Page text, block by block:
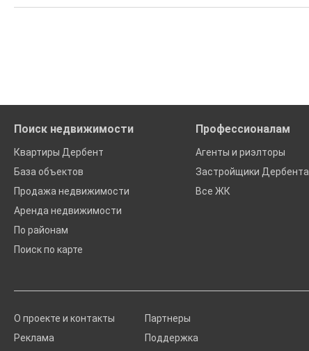
2 актуальных и проверенных объявления
Поиск недвижимости
Квартиры Дербент
База объектов
Продажа недвижимости
Аренда недвижимости
По районам
Поиск по карте
Профессионалам
Агенты и риэлторы
Застройщики Дербента
Все ЖК
О проекте и контакты
Реклама
Партнеры
Поддержка